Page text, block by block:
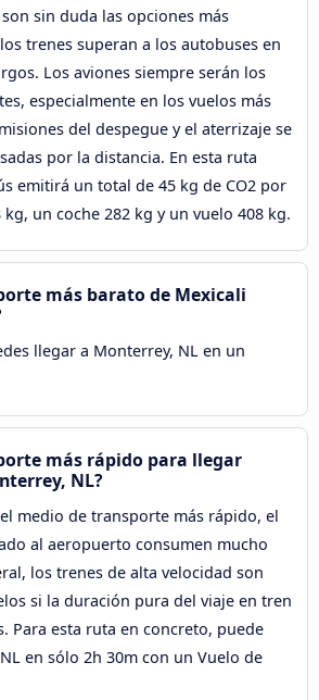
sin duda las opciones más
trenes superan a los autobuses en
Los aviones siempre serán los
especialmente en los vuelos más
del despegue y el aterrizaje se
por la distancia. En esta ruta
emitirá un total de 45 kg de CO2 por
un coche 282 kg y un vuelo 408 kg.
más barato de Mexicali
llegar a Monterrey, NL en un
más rápido para llegar
NL?
medio de transporte más rápido, el
al aeropuerto consumen mucho
los trenes de alta velocidad son
si la duración pura del viaje en tren
Para esta ruta en concreto, puede
en sólo 2h 30m con un Vuelo de